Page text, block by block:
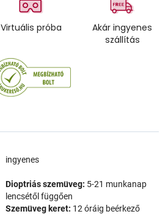
Virtuális próba
Akár ingyenes
szállítás
ingyenes
Dioptriás szemüveg: 5-21 munkanap
lencsétől függően
Szemüveg keret: 12 óráig beérkező